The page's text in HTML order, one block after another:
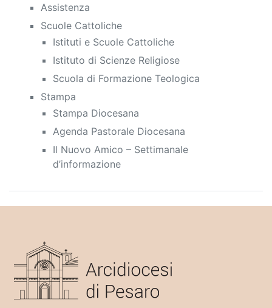
Assistenza
Scuole Cattoliche
Istituti e Scuole Cattoliche
Istituto di Scienze Religiose
Scuola di Formazione Teologica
Stampa
Stampa Diocesana
Agenda Pastorale Diocesana
Il Nuovo Amico – Settimanale
d’informazione